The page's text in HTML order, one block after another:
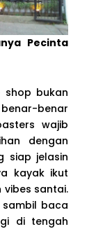
Pecinta
bukan
benar
wajib
dengan
siap jelasin
kayak ikut
santai.
baca
di tengah